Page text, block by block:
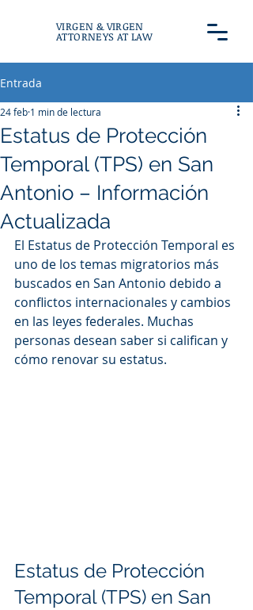
VIRGEN & VIRGEN
ATTORNEYS AT LAW
Entrada
Estatus de Protección
Temporal (TPS) en San
Antonio – Información
Actualizada
24 feb 1 min de lectura
El Estatus de Protección Temporal es
uno de los temas migratorios más
buscados en San Antonio debido a
conflictos internacionales y cambios
en las leyes federales. Muchas
personas desean saber si califican y
cómo renovar su estatus.
Estatus de Protección
Temporal (TPS) en San